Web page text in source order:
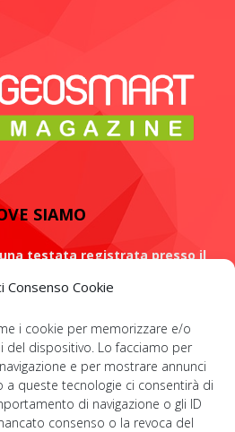
Consenso Cookie
i cookie per memorizzare e/o
del dispositivo. Lo facciamo per
e per mostrare annunci
a queste tecnologie ci consentirà di
di navigazione o gli ID
consenso o la revoca del
SIAMO
una testata registrata presso il